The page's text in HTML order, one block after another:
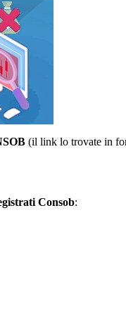
(il link lo trovate in
Consob: